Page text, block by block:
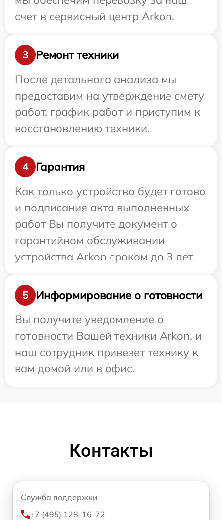
счет в сервисный центр Arkon.
3
Ремонт техники
После детального анализа мы
предоставим на утверждение смету
работ, график работ и приступим к
восстановлению техники.
4
Гарантия
Как только устройство будет готово
и подписания акта выполненных
работ Вы получите документ о
гарантийном обслуживании
устройства Arkon сроком до 3 лет.
5
Информирование о готовности
Вы получите уведомление о
готовности Вашей техники Arkon, и
наш сотрудник привезет технику к
вам домой или в офис.
Контакты
Служба поддержки
+7 (495) 128-16-72